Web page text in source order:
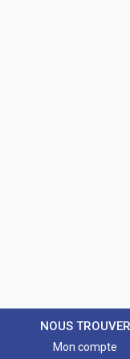
NOUS TROUVER
Mon compte